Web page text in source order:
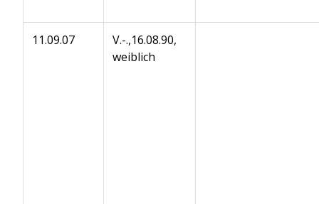
11.09.07
V.-.,16.08.90,
weiblich